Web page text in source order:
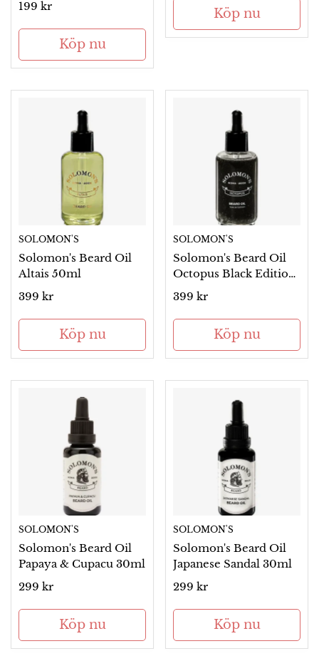
Ordinarie
199 kr
Köp nu
Köp nu
SOLOMON'S
Solomon's Beard Oil
Altais 50ml
Ordinarie
399 kr
Köp nu
SOLOMON'S
Solomon's Beard Oil
Octopus Black Edition
50ml
Ordinarie
399 kr
Köp nu
SOLOMON'S
Solomon's Beard Oil
Papaya & Cupacu 30ml
Ordinarie
299 kr
Köp nu
SOLOMON'S
Solomon's Beard Oil
Japanese Sandal 30ml
Ordinarie
299 kr
Köp nu